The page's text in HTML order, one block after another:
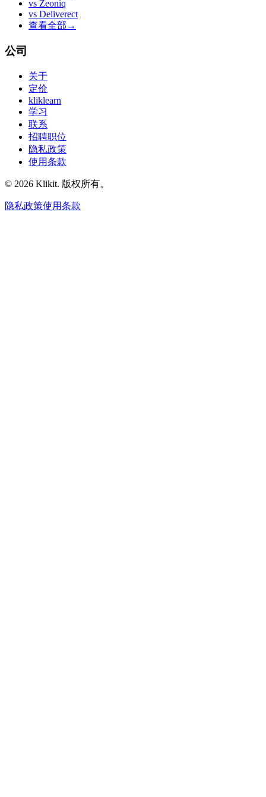
vs Zeoniq
vs Deliverect
查看全部 →
公司
关于
定价
kliklearn
学习
联系
招聘职位
隐私政策
使用条款
© 2026 Klikit. 版权所有。
隐私政策使用条款